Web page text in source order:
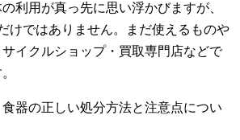
利用が真っ先に思い浮かびますが、
けではありません。まだ使えるものや
イクルショップ・買取専門店などで
器の正しい処分方法と注意点につい